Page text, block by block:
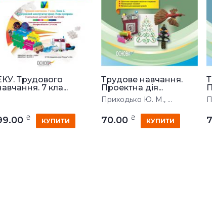
Трудового
7 кла...
₴ КУПИТИ
Трудове навчання.
Проектна дія...
Приходько Ю. М., ...
70.00 ₴ КУПИТИ